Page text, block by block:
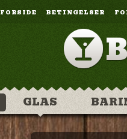
FORSIDE BETINGELSER
GLAS